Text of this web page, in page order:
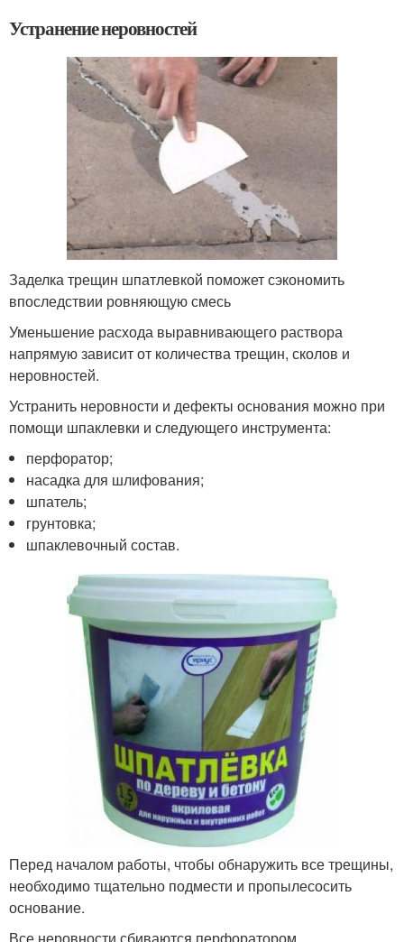
Устранение неровностей
Заделка трещин шпатлевкой поможет сэкономить
впоследствии ровняющую смесь
Уменьшение расхода выравнивающего раствора
напрямую зависит от количества трещин, сколов и
неровностей.
Устранить неровности и дефекты основания можно при
помощи шпаклевки и следующего инструмента:
перфоратор;
насадка для шлифования;
шпатель;
грунтовка;
шпаклевочный состав.
Перед началом работы, чтобы обнаружить все трещины,
необходимо тщательно подмести и пропылесосить
основание.